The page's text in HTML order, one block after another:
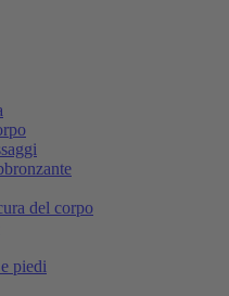
del corpo
piedi